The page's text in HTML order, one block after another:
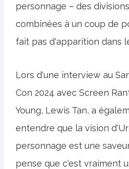
personnage – des
combinées à un coup de
fait pas d'apparition dans
Lors d'une interview au
Con 2024 avec Screen
Young, Lewis Tan, a
entendre que la vision
personnage est une
pense que c'est vraiment